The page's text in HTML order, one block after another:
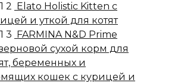
2 Elato Holistic Kitten с
и уткой для котят
3 FARMINA N&D Prime
сухой корм для
беременных и
кошек с курицей и